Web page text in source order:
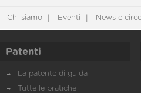
Chi siamo Eventi News e
Patenti
La patente di guida
Tutte le pratiche